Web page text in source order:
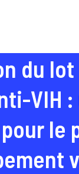
du lot
VIH
le